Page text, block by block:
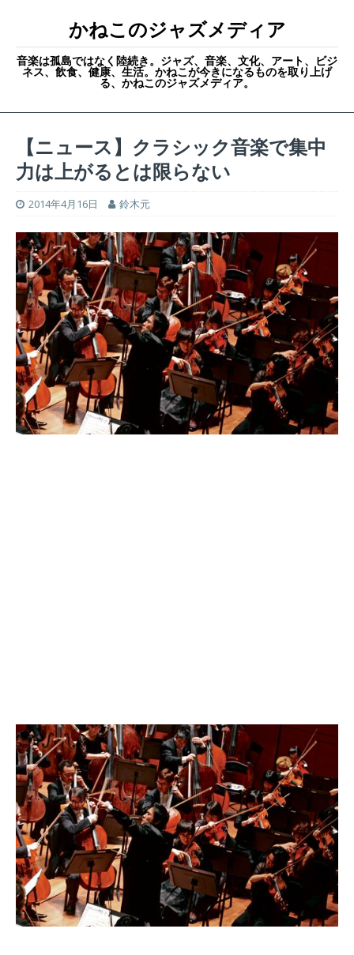
かねこのジャズメディア
音楽は孤島ではなく陸続き。ジャズ、音楽、文化、アート、ビジ
ネス、飲食、健康、生活。かねこが今きになるものを取り上げ
る、かねこのジャズメディア。
【ニュース】クラシック音楽で集中
力は上がるとは限らない
2014年4月16日 鈴木元